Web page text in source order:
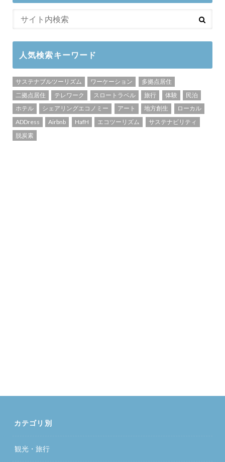
人気検索キーワード
サステナブルツーリズム ワーケーション
多拠点居住
二拠点居住
テレワーク スロートラベル 旅行 体験
民泊
ホテル
シェアリングエコノミー アート 地方創生
ローカル
ADDress
Airbnb HafH エコツーリズム
サステナビリティ
脱炭素
カテゴリ別
観光・旅行